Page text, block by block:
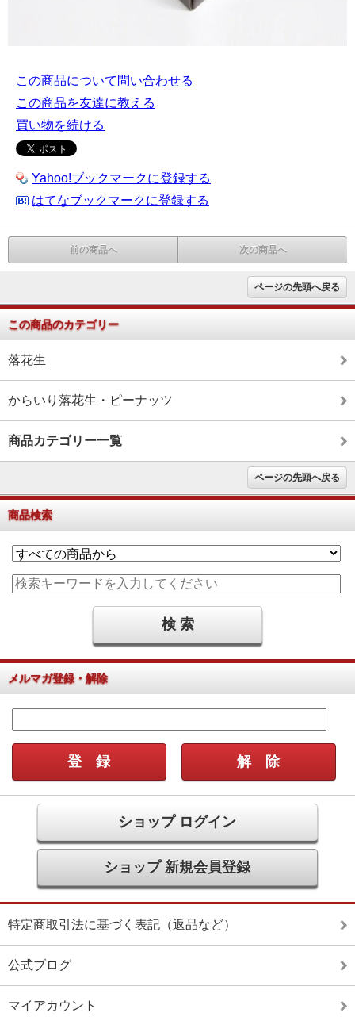
この商品について問い合わせる
この商品を友達に教える
買い物を続ける
Yahoo!ブックマークに登録する
はてなブックマークに登録する
前の商品へ 次の商品へ
ページの先頭へ戻る
この商品のカテゴリー
落花生
からいり落花生・ピーナッツ
商品カテゴリー一覧
ページの先頭へ戻る
商品検索
メルマガ登録・解除
ショップ ログイン
ショップ 新規会員登録
特定商取引法に基づく表記（返品など）
公式ブログ
マイアカウント